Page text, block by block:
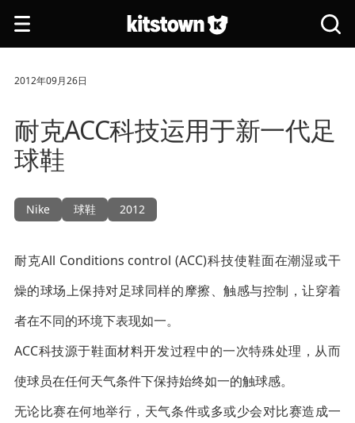
打
开
航
搜
索
2012年09月26日
耐克ACC科技运用于新一代足
球鞋
Nike 球鞋 2012
耐克All Conditions control (ACC)科技使鞋面在潮湿或干
燥的球场上保持对足球同样的摩擦、触感与控制，让穿着
者在不同的环境下表现如一。
ACC科技源于鞋面材料开发过程中的一次特殊处理，从而
使球员在任何天气条件下保持始终如一的触球感。
无论比赛在何地举行，天气条件或多或少会对比赛造成一